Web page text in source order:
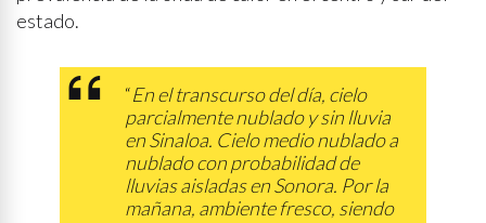
estado.
“En el transcurso del día, cielo
parcialmente nublado y sin lluvia
en Sinaloa. Cielo medio nublado a
nublado con probabilidad de
lluvias aisladas en Sonora. Por la
mañana, ambiente fresco, siendo